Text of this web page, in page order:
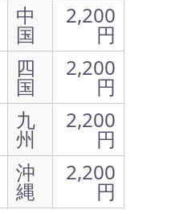
中
国
2,200
円
四
国
2,200
円
九
州
2,200
円
沖
縄
2,200
円